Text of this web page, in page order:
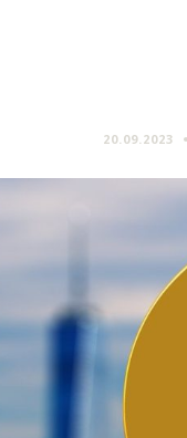
20.09.2023